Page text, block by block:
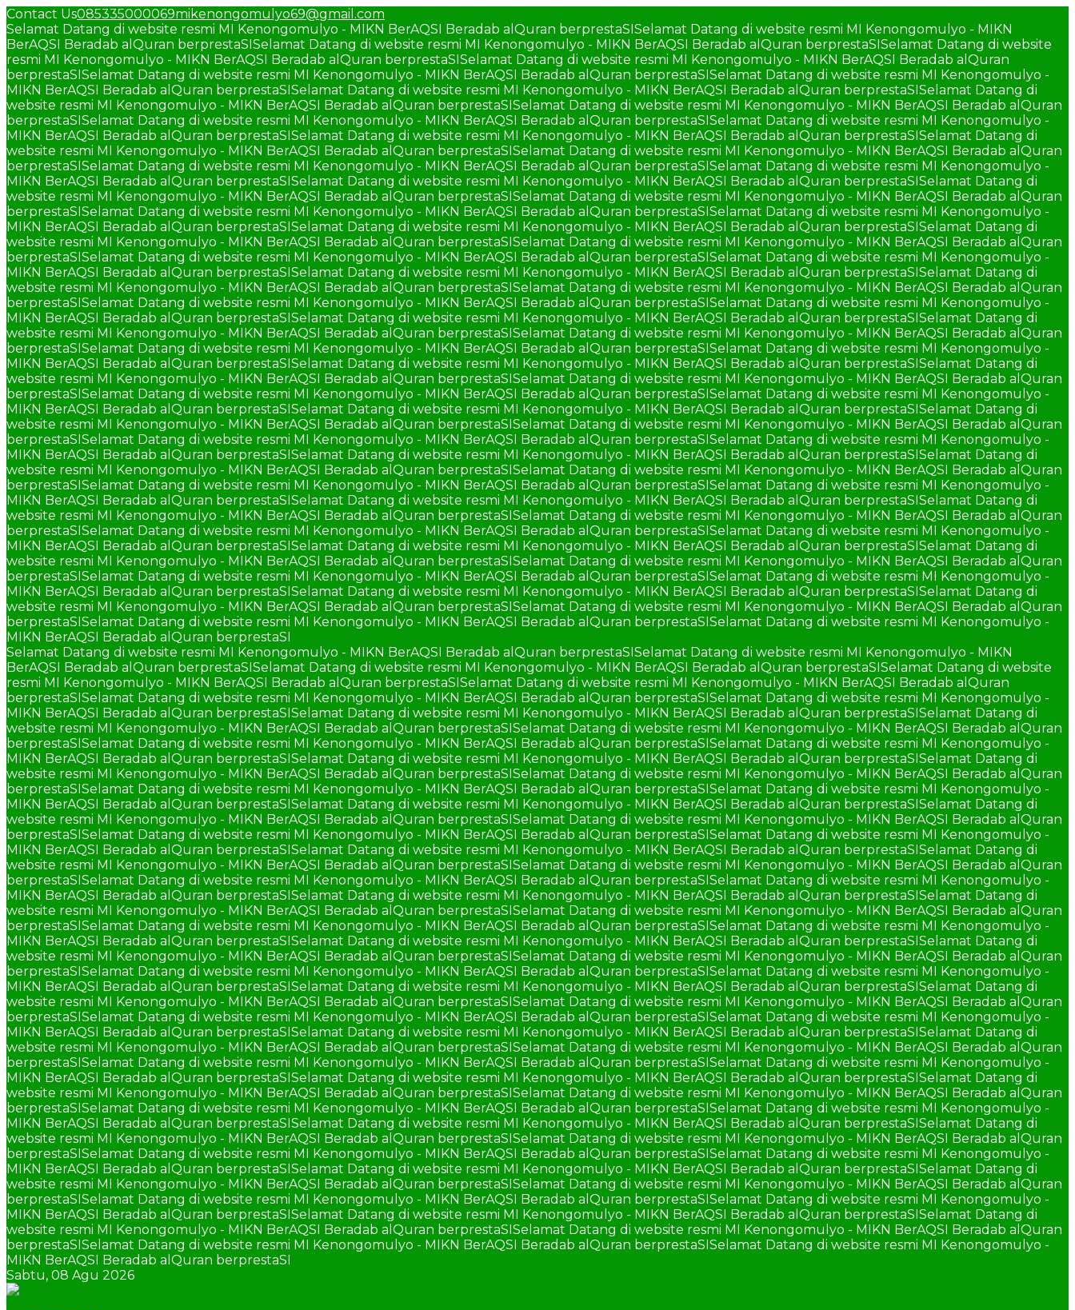
Contact Us085335000069mikenongomulyo69@gmail.com
Selamat Datang di website resmi MI Kenongomulyo - MIKN BerAQSI Beradab alQuran berprestaSISelamat Datang di website resmi MI Kenongomulyo - MIKN
BerAQSI Beradab alQuran berprestaSISelamat Datang di website resmi MI Kenongomulyo - MIKN BerAQSI Beradab alQuran berprestaSISelamat Datang di website
resmi MI Kenongomulyo - MIKN BerAQSI Beradab alQuran berprestaSISelamat Datang di website resmi MI Kenongomulyo - MIKN BerAQSI Beradab alQuran
berprestaSISelamat Datang di website resmi MI Kenongomulyo - MIKN BerAQSI Beradab alQuran berprestaSISelamat Datang di website resmi MI Kenongomulyo -
MIKN BerAQSI Beradab alQuran berprestaSISelamat Datang di website resmi MI Kenongomulyo - MIKN BerAQSI Beradab alQuran berprestaSISelamat Datang di
website resmi MI Kenongomulyo - MIKN BerAQSI Beradab alQuran berprestaSISelamat Datang di website resmi MI Kenongomulyo - MIKN BerAQSI Beradab alQuran
berprestaSISelamat Datang di website resmi MI Kenongomulyo - MIKN BerAQSI Beradab alQuran berprestaSISelamat Datang di website resmi MI Kenongomulyo -
MIKN BerAQSI Beradab alQuran berprestaSISelamat Datang di website resmi MI Kenongomulyo - MIKN BerAQSI Beradab alQuran berprestaSISelamat Datang di
website resmi MI Kenongomulyo - MIKN BerAQSI Beradab alQuran berprestaSISelamat Datang di website resmi MI Kenongomulyo - MIKN BerAQSI Beradab alQuran
berprestaSISelamat Datang di website resmi MI Kenongomulyo - MIKN BerAQSI Beradab alQuran berprestaSISelamat Datang di website resmi MI Kenongomulyo -
MIKN BerAQSI Beradab alQuran berprestaSISelamat Datang di website resmi MI Kenongomulyo - MIKN BerAQSI Beradab alQuran berprestaSISelamat Datang di
website resmi MI Kenongomulyo - MIKN BerAQSI Beradab alQuran berprestaSISelamat Datang di website resmi MI Kenongomulyo - MIKN BerAQSI Beradab alQuran
berprestaSISelamat Datang di website resmi MI Kenongomulyo - MIKN BerAQSI Beradab alQuran berprestaSISelamat Datang di website resmi MI Kenongomulyo -
MIKN BerAQSI Beradab alQuran berprestaSISelamat Datang di website resmi MI Kenongomulyo - MIKN BerAQSI Beradab alQuran berprestaSISelamat Datang di
website resmi MI Kenongomulyo - MIKN BerAQSI Beradab alQuran berprestaSISelamat Datang di website resmi MI Kenongomulyo - MIKN BerAQSI Beradab alQuran
berprestaSISelamat Datang di website resmi MI Kenongomulyo - MIKN BerAQSI Beradab alQuran berprestaSISelamat Datang di website resmi MI Kenongomulyo -
MIKN BerAQSI Beradab alQuran berprestaSISelamat Datang di website resmi MI Kenongomulyo - MIKN BerAQSI Beradab alQuran berprestaSISelamat Datang di
website resmi MI Kenongomulyo - MIKN BerAQSI Beradab alQuran berprestaSISelamat Datang di website resmi MI Kenongomulyo - MIKN BerAQSI Beradab alQuran
berprestaSISelamat Datang di website resmi MI Kenongomulyo - MIKN BerAQSI Beradab alQuran berprestaSISelamat Datang di website resmi MI Kenongomulyo -
MIKN BerAQSI Beradab alQuran berprestaSISelamat Datang di website resmi MI Kenongomulyo - MIKN BerAQSI Beradab alQuran berprestaSISelamat Datang di
website resmi MI Kenongomulyo - MIKN BerAQSI Beradab alQuran berprestaSISelamat Datang di website resmi MI Kenongomulyo - MIKN BerAQSI Beradab alQuran
berprestaSISelamat Datang di website resmi MI Kenongomulyo - MIKN BerAQSI Beradab alQuran berprestaSISelamat Datang di website resmi MI Kenongomulyo -
MIKN BerAQSI Beradab alQuran berprestaSISelamat Datang di website resmi MI Kenongomulyo - MIKN BerAQSI Beradab alQuran berprestaSISelamat Datang di
website resmi MI Kenongomulyo - MIKN BerAQSI Beradab alQuran berprestaSISelamat Datang di website resmi MI Kenongomulyo - MIKN BerAQSI Beradab alQuran
berprestaSISelamat Datang di website resmi MI Kenongomulyo - MIKN BerAQSI Beradab alQuran berprestaSISelamat Datang di website resmi MI Kenongomulyo -
MIKN BerAQSI Beradab alQuran berprestaSISelamat Datang di website resmi MI Kenongomulyo - MIKN BerAQSI Beradab alQuran berprestaSISelamat Datang di
website resmi MI Kenongomulyo - MIKN BerAQSI Beradab alQuran berprestaSISelamat Datang di website resmi MI Kenongomulyo - MIKN BerAQSI Beradab alQuran
berprestaSISelamat Datang di website resmi MI Kenongomulyo - MIKN BerAQSI Beradab alQuran berprestaSISelamat Datang di website resmi MI Kenongomulyo -
MIKN BerAQSI Beradab alQuran berprestaSISelamat Datang di website resmi MI Kenongomulyo - MIKN BerAQSI Beradab alQuran berprestaSISelamat Datang di
website resmi MI Kenongomulyo - MIKN BerAQSI Beradab alQuran berprestaSISelamat Datang di website resmi MI Kenongomulyo - MIKN BerAQSI Beradab alQuran
berprestaSISelamat Datang di website resmi MI Kenongomulyo - MIKN BerAQSI Beradab alQuran berprestaSISelamat Datang di website resmi MI Kenongomulyo -
MIKN BerAQSI Beradab alQuran berprestaSISelamat Datang di website resmi MI Kenongomulyo - MIKN BerAQSI Beradab alQuran berprestaSISelamat Datang di
website resmi MI Kenongomulyo - MIKN BerAQSI Beradab alQuran berprestaSISelamat Datang di website resmi MI Kenongomulyo - MIKN BerAQSI Beradab alQuran
berprestaSISelamat Datang di website resmi MI Kenongomulyo - MIKN BerAQSI Beradab alQuran berprestaSISelamat Datang di website resmi MI Kenongomulyo -
MIKN BerAQSI Beradab alQuran berprestaSISelamat Datang di website resmi MI Kenongomulyo - MIKN BerAQSI Beradab alQuran berprestaSISelamat Datang di
website resmi MI Kenongomulyo - MIKN BerAQSI Beradab alQuran berprestaSISelamat Datang di website resmi MI Kenongomulyo - MIKN BerAQSI Beradab alQuran
berprestaSISelamat Datang di website resmi MI Kenongomulyo - MIKN BerAQSI Beradab alQuran berprestaSISelamat Datang di website resmi MI Kenongomulyo -
MIKN BerAQSI Beradab alQuran berprestaSISelamat Datang di website resmi MI Kenongomulyo - MIKN BerAQSI Beradab alQuran berprestaSISelamat Datang di
website resmi MI Kenongomulyo - MIKN BerAQSI Beradab alQuran berprestaSISelamat Datang di website resmi MI Kenongomulyo - MIKN BerAQSI Beradab alQuran
berprestaSISelamat Datang di website resmi MI Kenongomulyo - MIKN BerAQSI Beradab alQuran berprestaSISelamat Datang di website resmi MI Kenongomulyo -
MIKN BerAQSI Beradab alQuran berprestaSI
Selamat Datang di website resmi MI Kenongomulyo - MIKN BerAQSI Beradab alQuran berprestaSISelamat Datang di website resmi MI Kenongomulyo - MIKN
BerAQSI Beradab alQuran berprestaSISelamat Datang di website resmi MI Kenongomulyo - MIKN BerAQSI Beradab alQuran berprestaSISelamat Datang di website
resmi MI Kenongomulyo - MIKN BerAQSI Beradab alQuran berprestaSISelamat Datang di website resmi MI Kenongomulyo - MIKN BerAQSI Beradab alQuran
berprestaSISelamat Datang di website resmi MI Kenongomulyo - MIKN BerAQSI Beradab alQuran berprestaSISelamat Datang di website resmi MI Kenongomulyo -
MIKN BerAQSI Beradab alQuran berprestaSISelamat Datang di website resmi MI Kenongomulyo - MIKN BerAQSI Beradab alQuran berprestaSISelamat Datang di
website resmi MI Kenongomulyo - MIKN BerAQSI Beradab alQuran berprestaSISelamat Datang di website resmi MI Kenongomulyo - MIKN BerAQSI Beradab alQuran
berprestaSISelamat Datang di website resmi MI Kenongomulyo - MIKN BerAQSI Beradab alQuran berprestaSISelamat Datang di website resmi MI Kenongomulyo -
MIKN BerAQSI Beradab alQuran berprestaSISelamat Datang di website resmi MI Kenongomulyo - MIKN BerAQSI Beradab alQuran berprestaSISelamat Datang di
website resmi MI Kenongomulyo - MIKN BerAQSI Beradab alQuran berprestaSISelamat Datang di website resmi MI Kenongomulyo - MIKN BerAQSI Beradab alQuran
berprestaSISelamat Datang di website resmi MI Kenongomulyo - MIKN BerAQSI Beradab alQuran berprestaSISelamat Datang di website resmi MI Kenongomulyo -
MIKN BerAQSI Beradab alQuran berprestaSISelamat Datang di website resmi MI Kenongomulyo - MIKN BerAQSI Beradab alQuran berprestaSISelamat Datang di
website resmi MI Kenongomulyo - MIKN BerAQSI Beradab alQuran berprestaSISelamat Datang di website resmi MI Kenongomulyo - MIKN BerAQSI Beradab alQuran
berprestaSISelamat Datang di website resmi MI Kenongomulyo - MIKN BerAQSI Beradab alQuran berprestaSISelamat Datang di website resmi MI Kenongomulyo -
MIKN BerAQSI Beradab alQuran berprestaSISelamat Datang di website resmi MI Kenongomulyo - MIKN BerAQSI Beradab alQuran berprestaSISelamat Datang di
website resmi MI Kenongomulyo - MIKN BerAQSI Beradab alQuran berprestaSISelamat Datang di website resmi MI Kenongomulyo - MIKN BerAQSI Beradab alQuran
berprestaSISelamat Datang di website resmi MI Kenongomulyo - MIKN BerAQSI Beradab alQuran berprestaSISelamat Datang di website resmi MI Kenongomulyo -
MIKN BerAQSI Beradab alQuran berprestaSISelamat Datang di website resmi MI Kenongomulyo - MIKN BerAQSI Beradab alQuran berprestaSISelamat Datang di
website resmi MI Kenongomulyo - MIKN BerAQSI Beradab alQuran berprestaSISelamat Datang di website resmi MI Kenongomulyo - MIKN BerAQSI Beradab alQuran
berprestaSISelamat Datang di website resmi MI Kenongomulyo - MIKN BerAQSI Beradab alQuran berprestaSISelamat Datang di website resmi MI Kenongomulyo -
MIKN BerAQSI Beradab alQuran berprestaSISelamat Datang di website resmi MI Kenongomulyo - MIKN BerAQSI Beradab alQuran berprestaSISelamat Datang di
website resmi MI Kenongomulyo - MIKN BerAQSI Beradab alQuran berprestaSISelamat Datang di website resmi MI Kenongomulyo - MIKN BerAQSI Beradab alQuran
berprestaSISelamat Datang di website resmi MI Kenongomulyo - MIKN BerAQSI Beradab alQuran berprestaSISelamat Datang di website resmi MI Kenongomulyo -
MIKN BerAQSI Beradab alQuran berprestaSISelamat Datang di website resmi MI Kenongomulyo - MIKN BerAQSI Beradab alQuran berprestaSISelamat Datang di
website resmi MI Kenongomulyo - MIKN BerAQSI Beradab alQuran berprestaSISelamat Datang di website resmi MI Kenongomulyo - MIKN BerAQSI Beradab alQuran
berprestaSISelamat Datang di website resmi MI Kenongomulyo - MIKN BerAQSI Beradab alQuran berprestaSISelamat Datang di website resmi MI Kenongomulyo -
MIKN BerAQSI Beradab alQuran berprestaSISelamat Datang di website resmi MI Kenongomulyo - MIKN BerAQSI Beradab alQuran berprestaSISelamat Datang di
website resmi MI Kenongomulyo - MIKN BerAQSI Beradab alQuran berprestaSISelamat Datang di website resmi MI Kenongomulyo - MIKN BerAQSI Beradab alQuran
berprestaSISelamat Datang di website resmi MI Kenongomulyo - MIKN BerAQSI Beradab alQuran berprestaSISelamat Datang di website resmi MI Kenongomulyo -
MIKN BerAQSI Beradab alQuran berprestaSISelamat Datang di website resmi MI Kenongomulyo - MIKN BerAQSI Beradab alQuran berprestaSISelamat Datang di
website resmi MI Kenongomulyo - MIKN BerAQSI Beradab alQuran berprestaSISelamat Datang di website resmi MI Kenongomulyo - MIKN BerAQSI Beradab alQuran
berprestaSISelamat Datang di website resmi MI Kenongomulyo - MIKN BerAQSI Beradab alQuran berprestaSISelamat Datang di website resmi MI Kenongomulyo -
MIKN BerAQSI Beradab alQuran berprestaSISelamat Datang di website resmi MI Kenongomulyo - MIKN BerAQSI Beradab alQuran berprestaSISelamat Datang di
website resmi MI Kenongomulyo - MIKN BerAQSI Beradab alQuran berprestaSISelamat Datang di website resmi MI Kenongomulyo - MIKN BerAQSI Beradab alQuran
berprestaSISelamat Datang di website resmi MI Kenongomulyo - MIKN BerAQSI Beradab alQuran berprestaSISelamat Datang di website resmi MI Kenongomulyo -
MIKN BerAQSI Beradab alQuran berprestaSISelamat Datang di website resmi MI Kenongomulyo - MIKN BerAQSI Beradab alQuran berprestaSISelamat Datang di
website resmi MI Kenongomulyo - MIKN BerAQSI Beradab alQuran berprestaSISelamat Datang di website resmi MI Kenongomulyo - MIKN BerAQSI Beradab alQuran
berprestaSISelamat Datang di website resmi MI Kenongomulyo - MIKN BerAQSI Beradab alQuran berprestaSISelamat Datang di website resmi MI Kenongomulyo -
MIKN BerAQSI Beradab alQuran berprestaSISelamat Datang di website resmi MI Kenongomulyo - MIKN BerAQSI Beradab alQuran berprestaSISelamat Datang di
website resmi MI Kenongomulyo - MIKN BerAQSI Beradab alQuran berprestaSISelamat Datang di website resmi MI Kenongomulyo - MIKN BerAQSI Beradab alQuran
berprestaSISelamat Datang di website resmi MI Kenongomulyo - MIKN BerAQSI Beradab alQuran berprestaSISelamat Datang di website resmi MI Kenongomulyo -
MIKN BerAQSI Beradab alQuran berprestaSI
Sabtu, 08 Agu 2026